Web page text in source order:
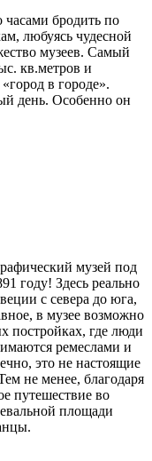
бродить по
любуясь чудесной
музеев. Самый
кв.метров и
в городе».
день. Особенно он
музей под
году! Здесь реально
с севера до юга,
в музее возможно
постройках, где люди
ремеслами и
это не настоящие
не менее, благодаря
путешествие во
площади